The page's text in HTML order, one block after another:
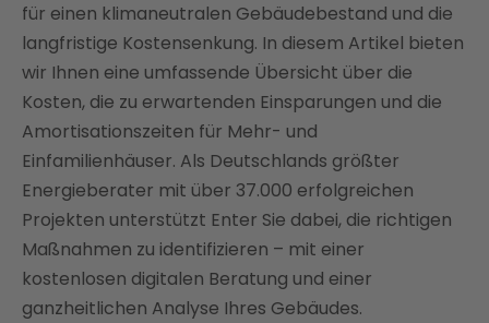
Haus sanieren, modernisieren oder neu bauen?
Welches sind die häufigsten
Sanierungsmaßnahmen?
Bis zu 80 % vom Staat zurückholen: Welche
Finanzierungsoptionen und Förderungen stehen
zur Verfügung?
Zusammenfassung: Deshalb ist eine energetische
Sanierung sinnvoll
Einfach und schnell energetisch sanieren mit Enter
FAQ
für einen klimaneutralen Gebäudebestand und die
langfristige Kostensenkung. In diesem Artikel bieten
wir Ihnen eine umfassende Übersicht über die
Kosten, die zu erwartenden Einsparungen und die
Amortisationszeiten für Mehr- und
Einfamilienhäuser. Als Deutschlands größter
Energieberater mit über 37.000 erfolgreichen
Projekten unterstützt Enter Sie dabei, die richtigen
Maßnahmen zu identifizieren – mit einer
kostenlosen digitalen Beratung und einer
ganzheitlichen Analyse Ihres Gebäudes.